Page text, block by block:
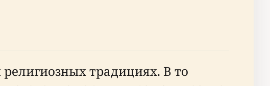
религиозных традициях. В то